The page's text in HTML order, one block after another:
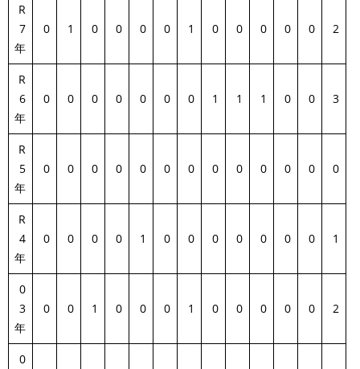
R
7
年
0 1 0 0 0 0 1 0 0 0 0 0 2
R
6
年
0 0 0 0 0 0 0 1 1 1 0 0 3
R
5
年
0 0 0 0 0 0 0 0 0 0 0 0 0
R
4
年
0 0 0 0 1 0 0 0 0 0 0 0 1
0
3
年
0 0 1 0 0 0 1 0 0 0 0 0 2
0